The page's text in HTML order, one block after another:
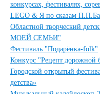
конкурсах, фестивалях,
LEGO & Я по сказам
Областной творческий
МОЕЙ СЕМЬИ"
Фестиваль "Подарёнка-folk"
Конкурс "Рецепт дорожной
Городской открытый
детства»